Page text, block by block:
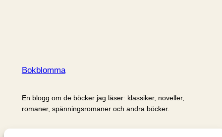
Bokblomma
En blogg om de böcker jag läser: klassiker, noveller,
romaner, spänningsromaner och andra böcker.